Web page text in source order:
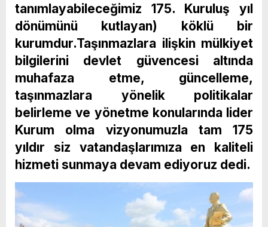
tanımlayabileceğimiz 175. Kuruluş yıl
dönümünü kutlayan) köklü bir
kurumdur.Taşınmazlara ilişkin mülkiyet
bilgilerini devlet güvencesi altında
muhafaza etme, güncelleme,
taşınmazlara yönelik politikalar
belirleme ve yönetme konularında lider
Kurum olma vizyonumuzla tam 175
yıldır siz vatandaşlarımıza en kaliteli
hizmeti sunmaya devam ediyoruz dedi.